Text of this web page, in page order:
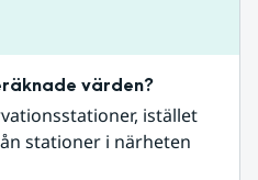
värden?
istället
stationer i närheten